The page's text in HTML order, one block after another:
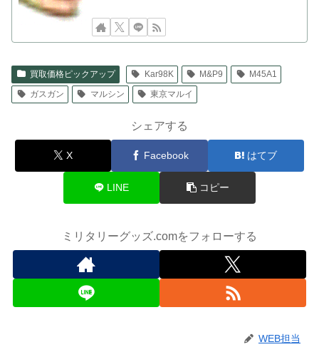
買取価格ピックアップ Kar98K M&P9
M45A1
ガスガン
マルシン 東京マルイ
シェアする
X Facebook はてブ
LINE コピー
ミリタリーグッズ.comをフォローする
WEB担当